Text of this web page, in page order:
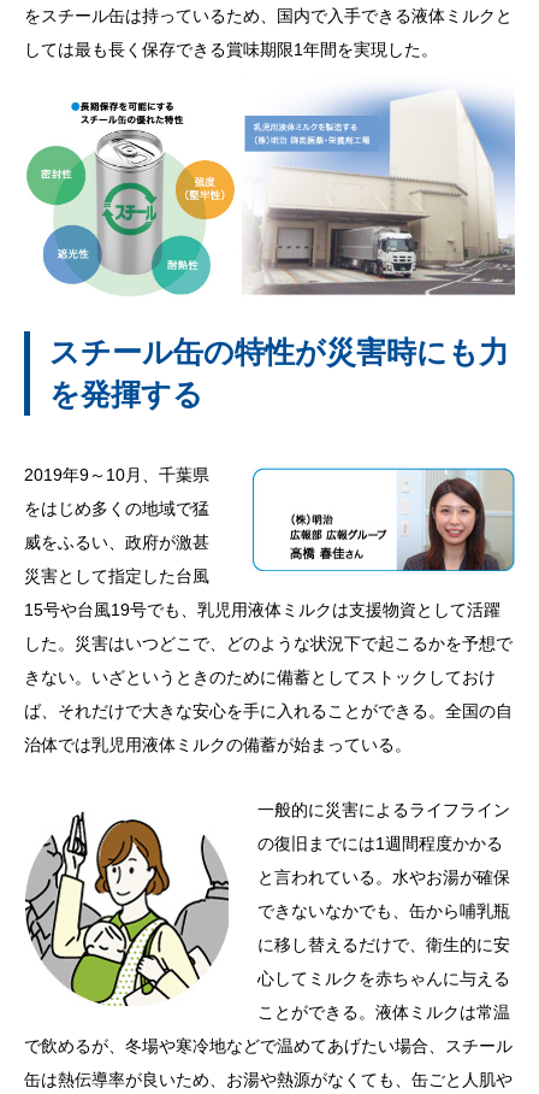
をスチール缶は持っているため、国内で入手できる液体ミルクと
しては最も長く保存できる賞味期限1年間を実現した。
スチール缶の特性が災害時にも力
を発揮する
2019年9～10月、千葉県
をはじめ多くの地域で猛
威をふるい、政府が激甚
災害として指定した台風
15号や台風19号でも、乳児用液体ミルクは支援物資として活躍
した。災害はいつどこで、どのような状況下で起こるかを予想で
きない。いざというときのために備蓄としてストックしておけ
ば、それだけで大きな安心を手に入れることができる。全国の自
治体では乳児用液体ミルクの備蓄が始まっている。
一般的に災害によるライフライン
の復旧までには1週間程度かかる
と言われている。水やお湯が確保
できないなかでも、缶から哺乳瓶
に移し替えるだけで、衛生的に安
心してミルクを赤ちゃんに与える
ことができる。液体ミルクは常温
で飲めるが、冬場や寒冷地などで温めてあげたい場合、スチール
缶は熱伝導率が良いため、お湯や熱源がなくても、缶ごと人肌や